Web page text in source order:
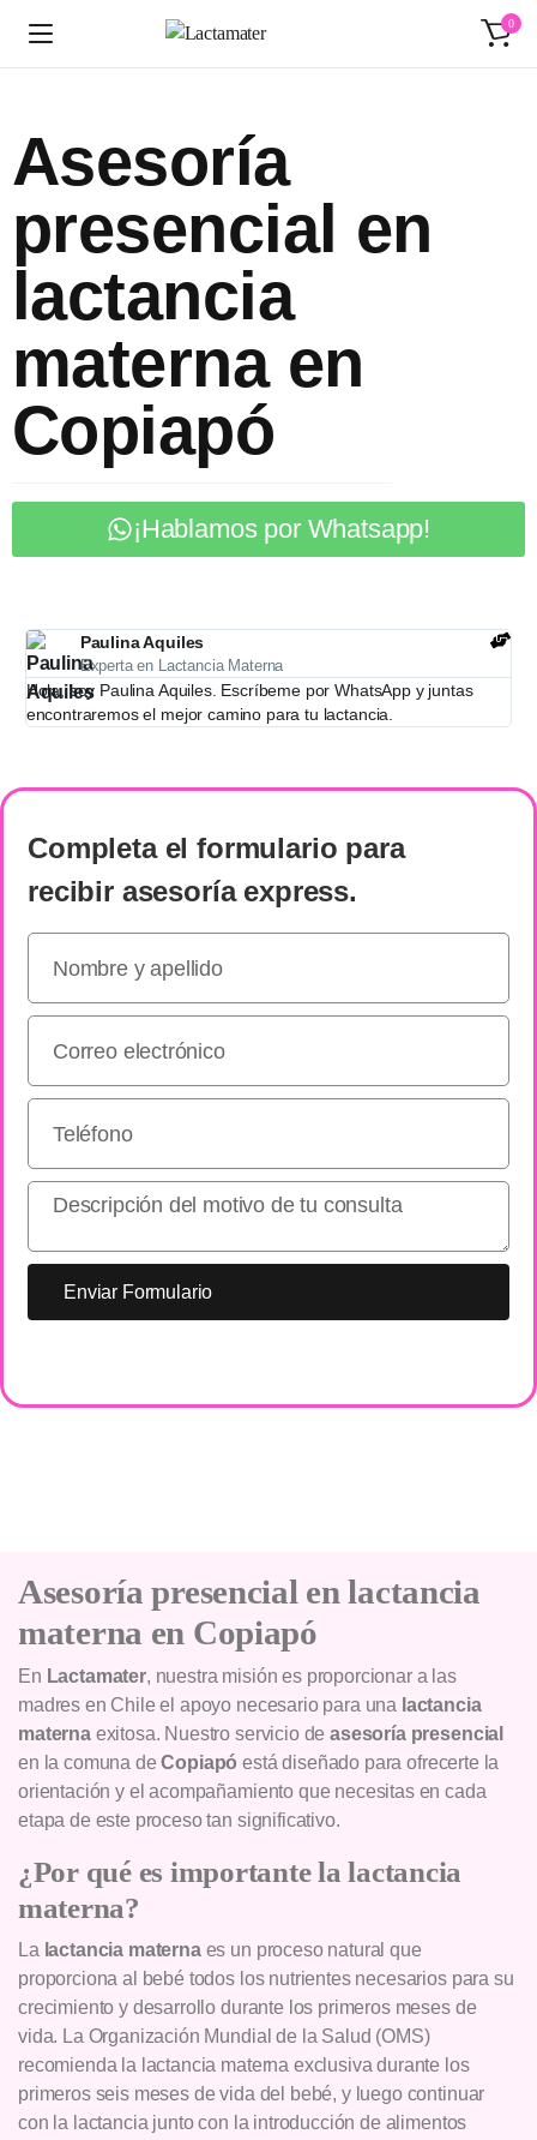
0
Asesoría
presencial en
lactancia
materna en
Copiapó
¡Hablamos por Whatsapp!
Paulina Aquiles
Experta en Lactancia Materna
Hola, soy Paulina Aquiles. Escríbeme por WhatsApp y juntas
encontraremos el mejor camino para tu lactancia.
Completa el formulario para
recibir asesoría express.
Enviar Formulario
Asesoría presencial en lactancia
materna en Copiapó
En Lactamater, nuestra misión es proporcionar a las
madres en Chile el apoyo necesario para una lactancia
maternaexitosa. Nuestro servicio deasesoría presencial
en la comuna deCopiapó está diseñado para ofrecerte la
orientación y el acompañamiento que necesitas en cada
etapa de este proceso tan significativo.
¿Por qué es importante la lactancia
materna?
La lactancia maternaes un proceso natural que
proporciona al bebé todos los nutrientes necesarios para su
crecimiento y desarrollo durante los primeros meses de
vida. La Organización Mundial de la Salud (OMS)
recomienda la lactancia materna exclusiva durante los
primeros seis meses de vida del bebé, y luego continuar
con la lactancia junto con la introducción de alimentos